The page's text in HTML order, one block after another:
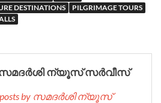
DESTINATIONS
PILGRIMAGE TOURS
സമദർശി ന്യൂസ് സർവീസ്
posts by സമദർശി ന്യൂസ്